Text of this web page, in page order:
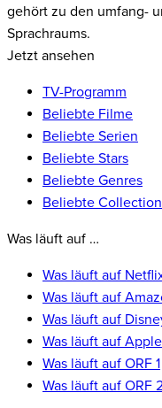
gehört zu den umfang-
Sprachraums.
Jetzt ansehen
TV-Programm
Beliebte Filme
Beliebte Serien
Beliebte Stars
Beliebte Genres
Beliebte
Was läuft auf …
Was läuft auf
Was läuft auf
Was läuft auf
Was läuft auf
Was läuft auf ORF 1
Was läuft auf ORF